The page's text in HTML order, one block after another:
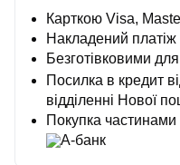
Карткою Visa,
Накладений платіж
Безготівковими
Посилка в кредит
відділенні Нової
Покупка частинами
А-банк